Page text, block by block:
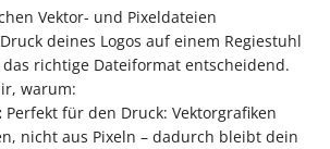
Vektor- und Pixeldateien
deines Logos auf einem Regiestuhl
richtige Dateiformat entscheidend.
warum:
Perfekt für den Druck: Vektorgrafiken
nicht aus Pixeln – dadurch bleibt dein